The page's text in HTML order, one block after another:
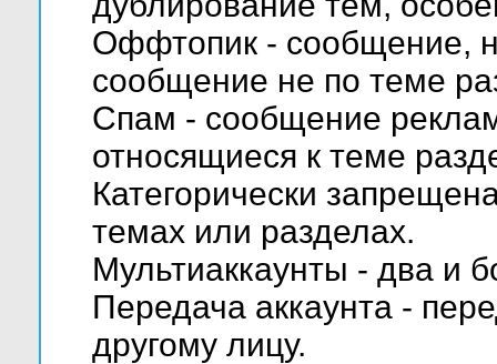
Оффтопик - сообщение,
сообщение не по теме
Спам - сообщение
относящиеся к теме
Категорически
темах или разделах.
Мультиаккаунты - два и
Передача аккаунта -
другому лицу.